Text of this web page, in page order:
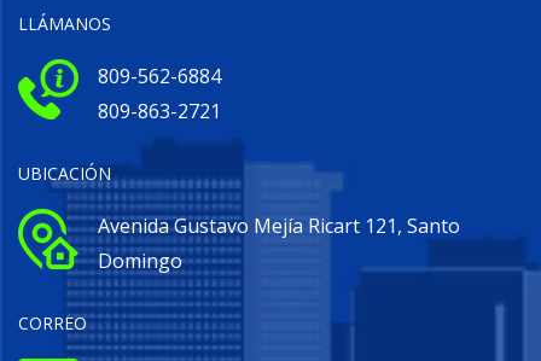
LLÁMANOS
809-562-6884
809-863-2721
UBICACIÓN
Avenida Gustavo Mejía Ricart 121, Santo
Domingo
CORREO